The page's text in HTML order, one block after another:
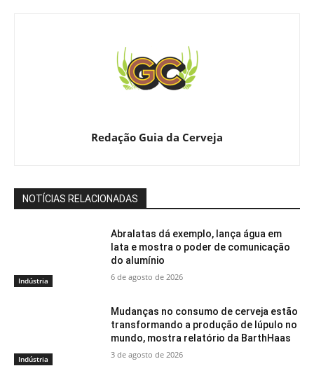
Redação Guia da Cerveja
NOTÍCIAS RELACIONADAS
Indústria
Abralatas dá exemplo, lança água em
lata e mostra o poder de comunicação
do alumínio
6 de agosto de 2026
Indústria
Mudanças no consumo de cerveja estão
transformando a produção de lúpulo no
mundo, mostra relatório da BarthHaas
3 de agosto de 2026